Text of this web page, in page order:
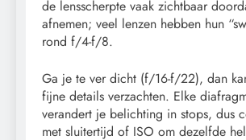
de lensscherpte vaak zichtbaar
afnemen; veel lenzen hebben hun
rond f/4-f/8.
Ga je te ver dicht (f/16-f/22), dan
fijne details verzachten. Elke
verandert je belichting in stops, dus
met sluitertijd of ISO om dezelfde